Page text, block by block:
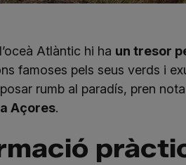
Atlàntic hi ha un tresor
famoses pels seus verds i
rumb al paradís, pren
Açores.